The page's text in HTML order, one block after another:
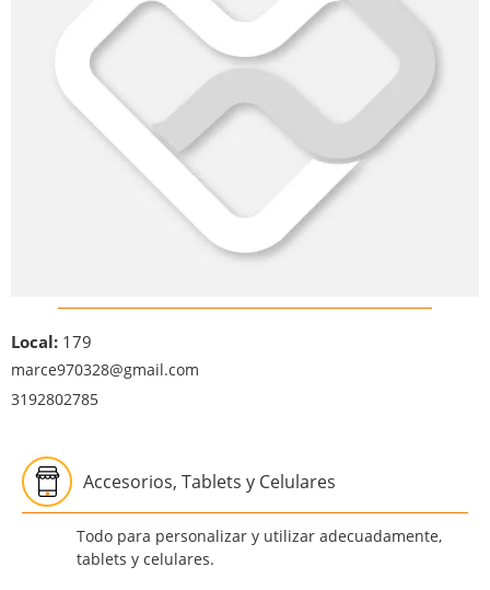
Local: 179
marce970328@gmail.com
3192802785
Accesorios, Tablets y Celulares
Todo para personalizar y utilizar adecuadamente,
tablets y celulares.